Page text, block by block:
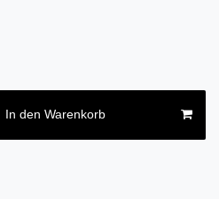
In den Warenkorb